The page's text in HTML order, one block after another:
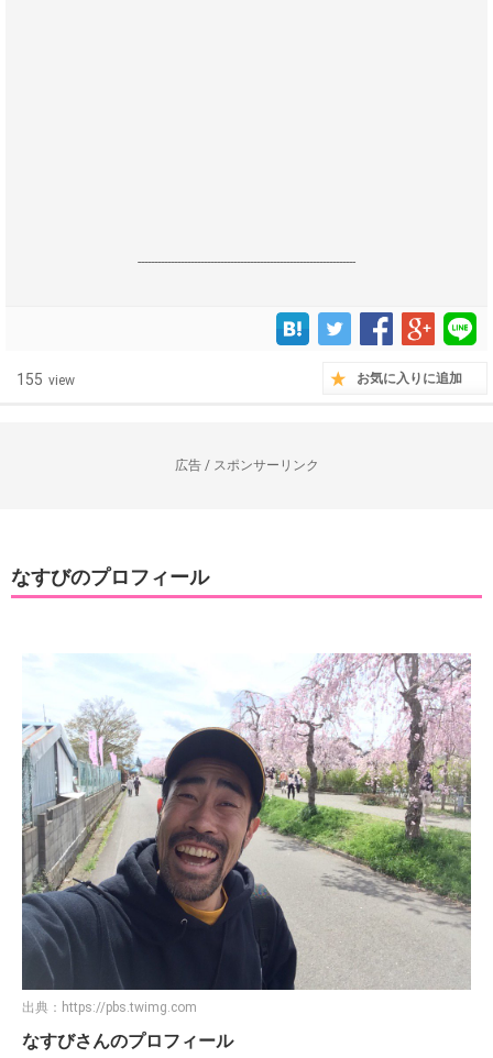
------------------------------------------------------------------
155 view お気に入りに追加
広告 / スポンサーリンク
なすびのプロフィール
出典： https://pbs.twimg.com
なすびさんのプロフィール